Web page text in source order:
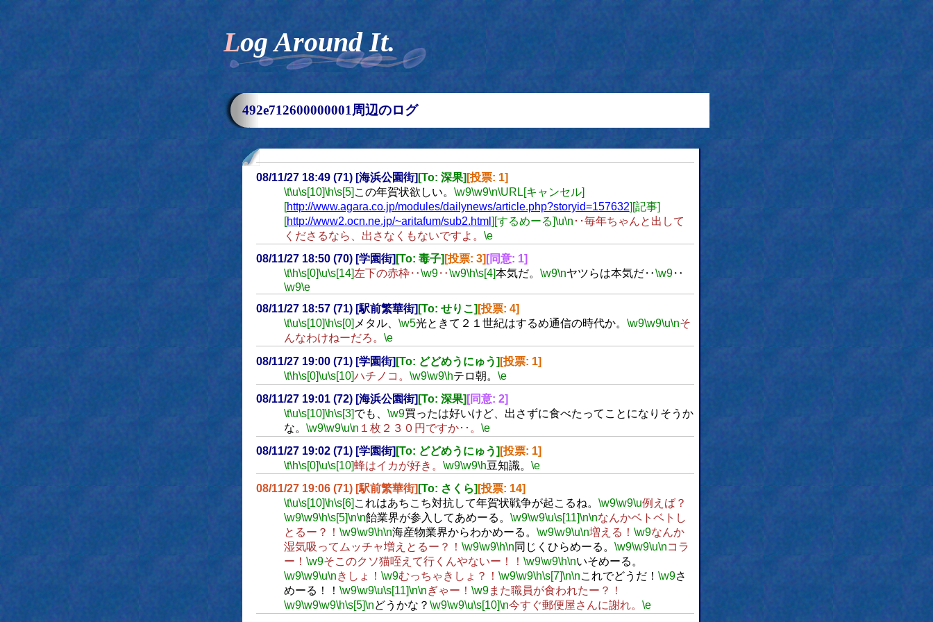
Log Around It.
492e712600000001周辺のログ
08/11/27 18:49 (71) [海浜公園街] [To: 深果] [投票: 1]
\t\u\s[10]\h\s[5] この年賀状欲しい。 \w9\w9\n\URL[キャンセル]
[http://www.agara.co.jp/modules/dailynews/article.php?storyid=157632][記事]
[http://www2.ocn.ne.jp/~aritafum/sub2.html ][するめーる]\u\n ･･毎年ちゃんと出して
くださるなら、出さなくもないですよ。 \e
08/11/27 18:50 (70) [学園街] [To: 毒子] [投票: 3] [同意: 1]
\t\h\s[0]\u\s[14]左下の赤枠‥\w9‥\w9\h\s[4]本気だ。 \w9\nヤツらは本気だ‥\w9‥
\w9\e
08/11/27 18:57 (71) [駅前繁華街] [To: せりこ] [投票: 4]
\t\u\s[10]\h\s[0] メタル、 \w5光ときて２１世紀はするめ通信の時代か。 \w9\w9\u\nそ
んなわけねーだろ。 \e
08/11/27 19:00 (71) [学園街] [To: どどめうにゅう] [投票: 1]
\t\h\s[0]\u\s[10]ハチノコ。 \w9\w9\hテロ朝。 \e
08/11/27 19:01 (72) [海浜公園街] [To: 深果] [同意: 2]
\t\u\s[10]\h\s[3]でも、 \w9買ったは好いけど、出さずに食べたってことになりそうか
な。 \w9\w9\u\n １枚２３０円ですか･･。 \e
08/11/27 19:02 (71) [学園街] [To: どどめうにゅう] [投票: 1]
\t\h\s[0]\u\s[10]蜂はイカが好き。 \w9\w9\h豆知識。 \e
08/11/27 19:06 (71) [駅前繁華街] [To: さくら] [投票: 14]
\t\u\s[10]\h\s[6] これはあちこち対抗して年賀状戦争が起こるね。 \w9\w9\u例えば？
\w9\w9\h\s[5]\n\n飴業界が参入してあめーる。 \w9\w9\u\s[11]\n\nなんかベトベトし
とるー？！ \w9\w9\h\n海産物業界からわかめーる。 \w9\w9\u\n増える！ \w9なんか
湿気吸ってムッチャ増えとるー？！ \w9\w9\h\n同じくひらめーる。 \w9\w9\u\nコラ
ー！ \w9そこのクソ猫咥えて行くんやないー！！ \w9\w9\h\nいそめーる。
\w9\w9\u\nきしょ！ \w9むっちゃきしょ？！ \w9\w9\h\s[7]\n\nこれでどうだ！ \w9さ
めーる！！ \w9\w9\u\s[11]\n\nぎゃー！ \w9また職員が食われたー？！
\w9\w9\w9\h\s[5]\nどうかな？ \w9\w9\u\s[10]\n今すぐ郵便屋さんに謝れ。 \e